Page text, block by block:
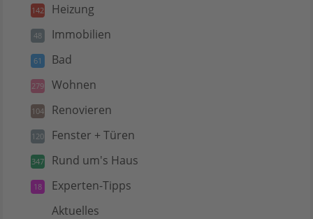
142 Heizung
48 Immobilien
61 Bad
279 Wohnen
104 Renovieren
120 Fenster + Türen
347 Rund um's Haus
18 Experten-Tipps
Aktuelles